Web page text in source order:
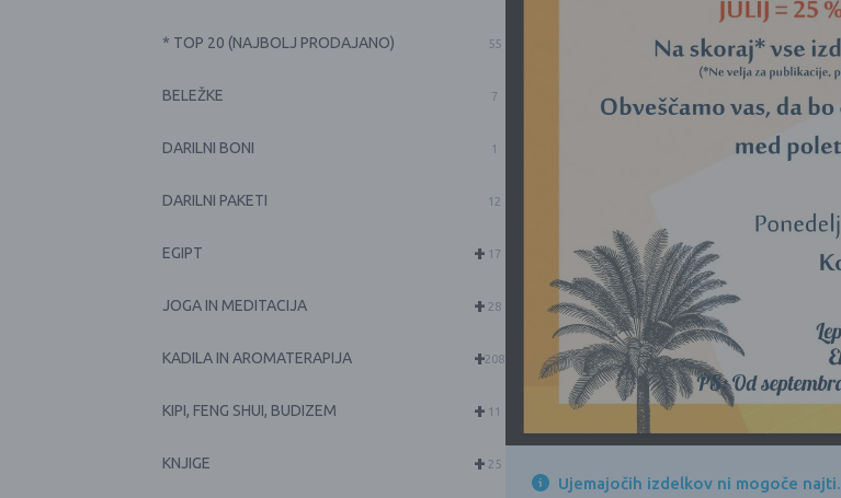
* TOP 20 (NAJBOLJ PRODAJANO) 55
BELEŽKE 7
DARILNI BONI 1
DARILNI PAKETI 12
+
EGIPT 17
+
JOGA IN MEDITACIJA 28
+
KADILA IN AROMATERAPIJA 208
+
KIPI, FENG SHUI, BUDIZEM 11
+
KNJIGE 25
Ujemajočih izdelkov ni mogoče najti.